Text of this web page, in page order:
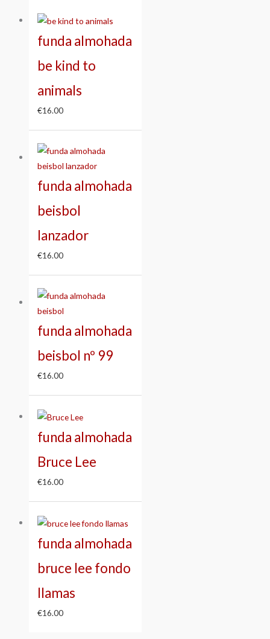
funda almohada
be kind to
animals
€16.00
funda almohada
beisbol
lanzador
€16.00
funda almohada
beisbol nº 99
€16.00
funda almohada
Bruce Lee
€16.00
funda almohada
bruce lee fondo
llamas
€16.00